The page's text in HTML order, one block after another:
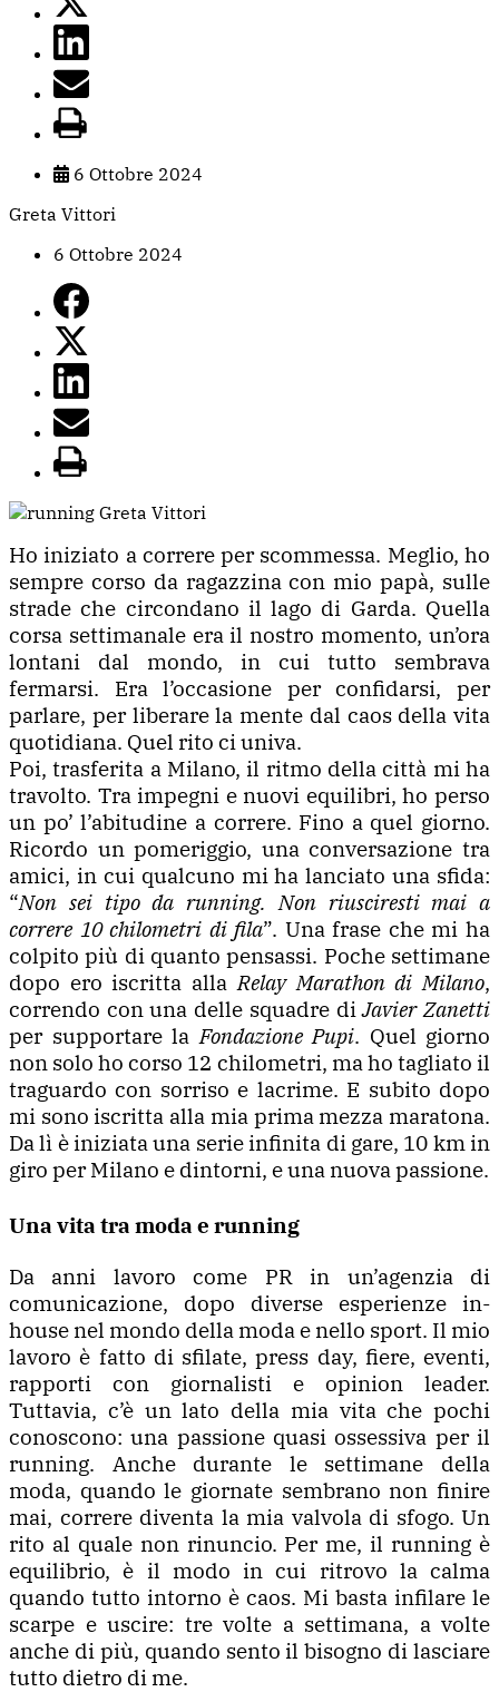
6 Ottobre 2024
Greta Vittori
6 Ottobre 2024
Ho iniziato a correre per scommessa. Meglio, ho
sempre corso da ragazzina con mio papà, sulle
strade che circondano il lago di Garda. Quella
corsa settimanale era il nostro momento, un’ora
lontani dal mondo, in cui tutto sembrava
fermarsi. Era l’occasione per confidarsi, per
parlare, per liberare la mente dal caos della vita
quotidiana. Quel rito ci univa.
Poi, trasferita a Milano, il ritmo della città mi ha
travolto. Tra impegni e nuovi equilibri, ho perso
un po’ l’abitudine a correre. Fino a quel giorno.
Ricordo un pomeriggio, una conversazione tra
amici, in cui qualcuno mi ha lanciato una sfida:
“Non sei tipo da running. Non riusciresti mai a
correre 10 chilometri di fila”. Una frase che mi ha
colpito più di quanto pensassi. Poche settimane
dopo ero iscritta allaRelay Marathon di Milano,
correndo con una delle squadre diJavier Zanetti
per supportare laFondazione Pupi. Quel giorno
non solo ho corso 12 chilometri, ma ho tagliato il
traguardo con sorriso e lacrime. E subito dopo
mi sono iscritta alla mia prima mezza maratona.
Da lì è iniziata una serie infinita di gare, 10 km in
giro per Milano e dintorni, e una nuova passione.
Una vita tra moda e running
Da anni lavoro come PR in un’agenzia di
comunicazione, dopo diverse esperienze in-
house nel mondo della moda e nello sport. Il mio
lavoro è fatto di sfilate, press day, fiere, eventi,
rapporti con giornalisti e opinion leader.
Tuttavia, c’è un lato della mia vita che pochi
conoscono: una passione quasi ossessiva per il
running. Anche durante le settimane della
moda, quando le giornate sembrano non finire
mai, correre diventa la mia valvola di sfogo. Un
rito al quale non rinuncio. Per me, il running è
equilibrio, è il modo in cui ritrovo la calma
quando tutto intorno è caos. Mi basta infilare le
scarpe e uscire: tre volte a settimana, a volte
anche di più, quando sento il bisogno di lasciare
tutto dietro di me.